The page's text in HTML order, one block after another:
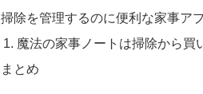
掃除を管理するのに便利な家事ア
魔法の家事ノートは掃除から買
まとめ